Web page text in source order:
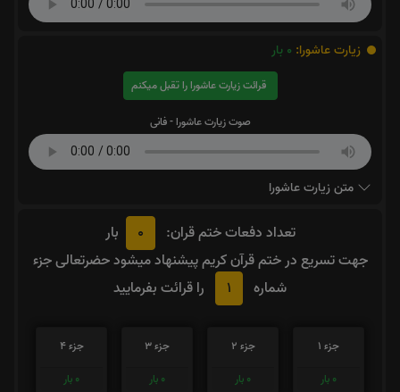
زیارت عاشورا: 0 بار
قرائت زیارت عاشورا را تقبل میکنم
صوت زیارت عاشورا - فانی
متن زیارت عاشورا
تعداد دفعات ختم قران: 0
بار
جهت تسریع در ختم قرآن کریم پیشنهاد میشود حضرتعالی جزء
شماره
1 را قرائت بفرمایید
جزء 1
0 بار
جزء 2
0 بار
جزء 3
0 بار
جزء 4
0 بار